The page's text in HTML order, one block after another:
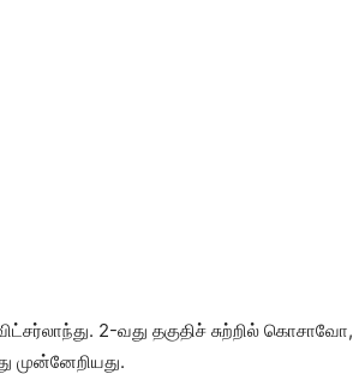
2-வது தகுதிச் சுற்றில் கொசாவோ,
முன்னேறியது.